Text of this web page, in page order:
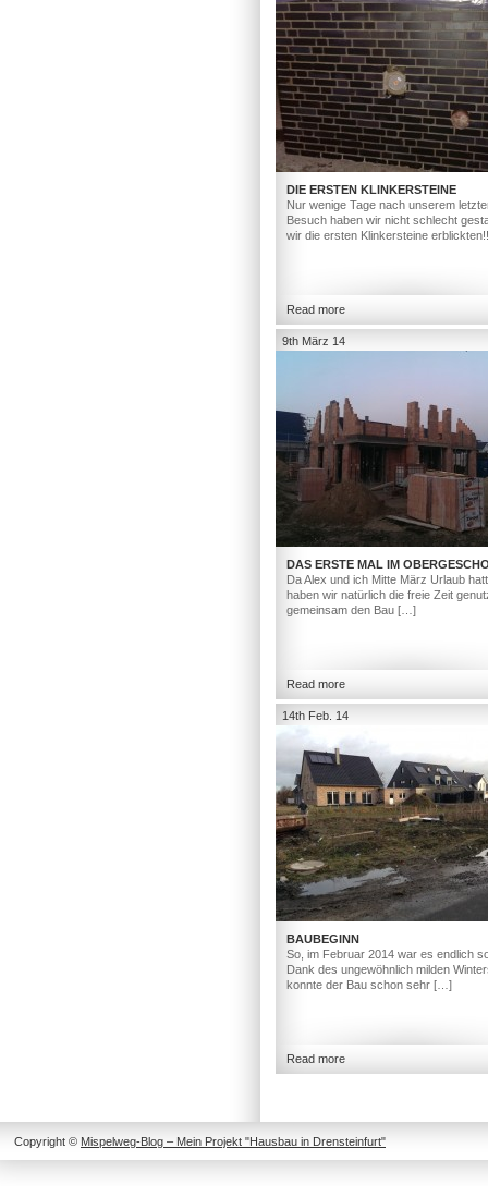
DIE ERSTEN KLINKERSTEINE
Nur wenige Tage nach unserem
Besuch haben wir nicht schlecht
wir die ersten Klinkersteine
Read more
9th März 14
DAS ERSTE MAL IM
Da Alex und ich Mitte März Urlaub
haben wir natürlich die freie Zeit
gemeinsam den Bau […]
Read more
14th Feb. 14
BAUBEGINN
So, im Februar 2014 war es endlich
Dank des ungewöhnlich milden
konnte der Bau schon sehr […]
Read more
Copyright © Mispelweg-Blog – Mein Projekt "Hausbau in Drensteinfurt"